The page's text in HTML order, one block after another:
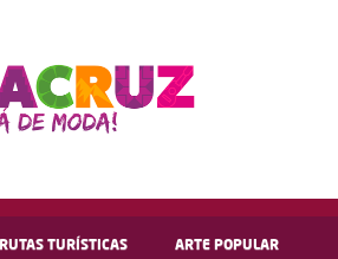
RUTAS TURÍSTICAS ARTE POPULAR